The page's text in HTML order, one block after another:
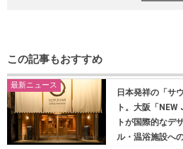
この記事もおすすめ
最新ニュース
日本発祥の「サ
ト。大阪「
トが国際的な
ル・温浴施設へ